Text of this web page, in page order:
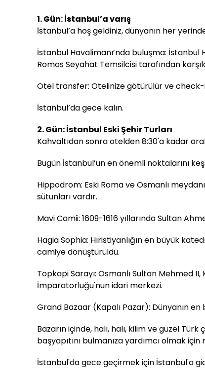
1. Gün: İstanbul’a varış
İstanbul’a hoş geldiniz, dünyanın her
İstanbul Havalimanı’nda buluşma: İstanbul
Romos Seyahat Temsilcisi tarafından
Otel transfer: Otelinize götürülür ve check-
İstanbul’da gece kalın.
2. Gün: İstanbul Eski Şehir Turları
Kahvaltıdan sonra otelden 8:30'a kadar
Bugün İstanbul’un en önemli noktalarını
Hippodrom: Eski Roma ve Osmanlı
sütunları vardır.
Mavi Camii: 1609-1616 yıllarında Sultan
Hagia Sophia: Hıristiyanlığın en büyük
camiye dönüştürüldü.
Topkapi Sarayı: Osmanlı Sultan Mehmed
İmparatorluğu'nun idari merkezi.
Grand Bazaar (Kapalı Pazar): Dünyanın en
Bazarın içinde, halı, halı, kilim ve güzel
başyapıtını bulmanıza yardımcı olmak
İstanbul'da gece geçirmek için İstanbul'a